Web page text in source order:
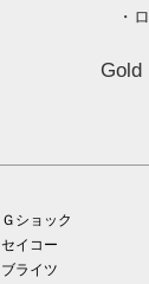
・
Gold
Ｇショック
セイコー
ブライツ